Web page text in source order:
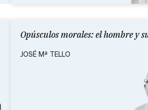
Opúsculos morales: el hombre y
JOSÉ Mª TELLO